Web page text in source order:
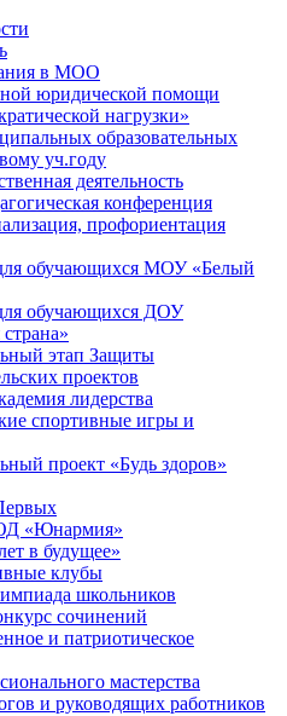
в МОО
юридической помощи
нагрузки»
образовательных
уч.году
деятельность
конференция
профориентация
обучающихся МОУ «Белый
обучающихся ДОУ
этап Защиты
проектов
лидерства
спортивные игры и
проект «Будь здоров»
«Юнармия»
в будущее»
клубы
школьников
сочинений
и патриотическое
мастерства
и руководящих работников